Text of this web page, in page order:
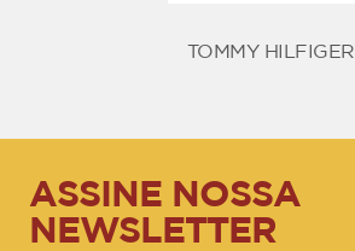
TOMMY HILFIGER
ASSINE NOSSA
NEWSLETTER